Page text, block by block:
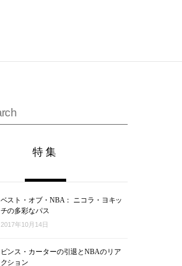
特集
ベスト・オブ・NBA： ニコラ・ヨキッ
チの多彩なパス
2017年10月14日
ビンス・カーターの引退とNBAのリア
クション